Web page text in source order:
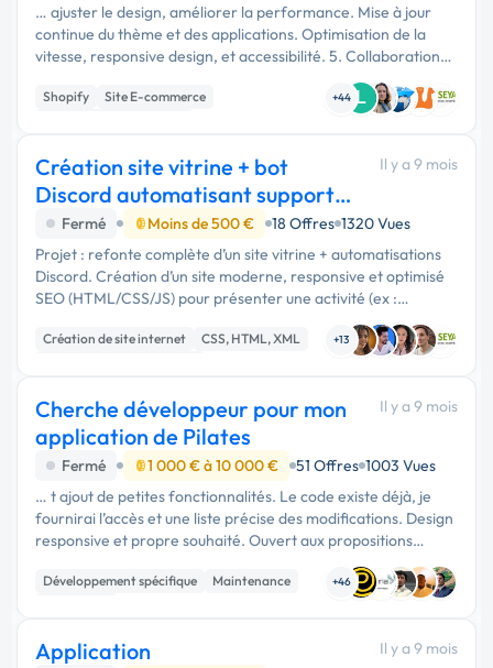
… ajuster le design, améliorer la performance. Mise à jour
continue du thème et des applications. Optimisation de la
vitesse, responsive design, et accessibilité. 5. Collaboration
long terme Travail régulier tout au long de l’année. …
Shopify
Site E-commerce
+44 L
Création site vitrine + bot
Discord automatisant support
et réservatio
Il y a 9 mois
Fermé Moins de 500 € 18 Offres 1320 Vues
Projet : refonte complète d’un site vitrine + automatisations
Discord. Création d’un site moderne, responsive et optimisé
SEO (HTML/CSS/JS) pour présenter une activité (ex :
restaurant, salon, boutique, portfolio). Pages prévues :
accueil, …
Création de site internet
CSS, HTML, XML
+13
Cherche développeur pour mon
application de Pilates
Il y a 9 mois
Fermé 1 000 € à 10 000 € 51 Offres 1003 Vues
… t ajout de petites fonctionnalités. Le code existe déjà, je
fournirai l’accès et une liste précise des modifications. Design
responsive et propre souhaité. Ouvert aux propositions
techniques et aux conseils d’optimisation. Budget et délais à …
Développement spécifique
Maintenance
+46
Application
Il y a 9 mois